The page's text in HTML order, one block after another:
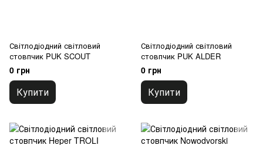
Світлодіодний світловий
стовпчик PUK SCOUT
0 грн
Купити
Світлодіодний світловий
стовпчик PUK ALDER
0 грн
Купити